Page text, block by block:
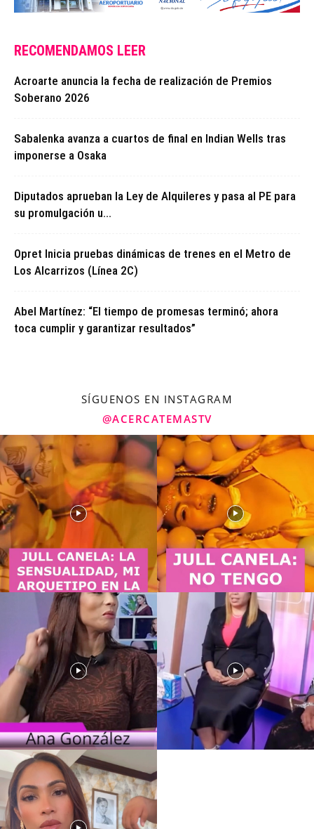
RECOMENDAMOS LEER
Acroarte anuncia la fecha de realización de Premios
Soberano 2026
Sabalenka avanza a cuartos de final en Indian Wells tras
imponerse a Osaka
Diputados aprueban la Ley de Alquileres y pasa al PE para
su promulgación u...
Opret Inicia pruebas dinámicas de trenes en el Metro de
Los Alcarrizos (Línea 2C)
Abel Martínez: “El tiempo de promesas terminó; ahora
toca cumplir y garantizar resultados”
SÍGUENOS EN INSTAGRAM
@ACERCATEMASTV